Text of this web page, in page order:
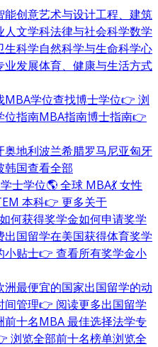
能创意艺术与设计工程、建筑
人文学科法律与社会科学数学
生科学自然科学与生命科学心
业发展体育、健康与生活方式
MBA学位查找博士学位👉 浏
位指南MBA指南博士指南👉
奥地利波兰希腊罗马尼亚匈牙
韩国查看全部
士学位🌎 全球 MBA💃 女性
本科👉 更多关于
如何获得奖学金如何申请奖学
出国留学在美国获得体育奖学
小贴士👉 查看所有奖学金小
洲最便宜的国家出国留学的动
间管理👉 阅读更多出国留学
前十名MBA 最佳选择法学专
浏览全部前十名榜单浏览全